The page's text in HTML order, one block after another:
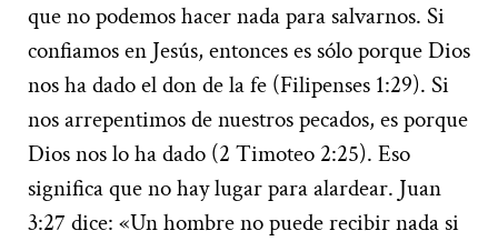
que no podemos hacer nada para salvarnos. Si
confiamos en Jesús, entonces es sólo porque Dios
nos ha dado el don de la fe (Filipenses 1:29). Si
nos arrepentimos de nuestros pecados, es porque
Dios nos lo ha dado (2 Timoteo 2:25). Eso
significa que no hay lugar para alardear. Juan
3:27 dice: «Un hombre no puede recibir nada si